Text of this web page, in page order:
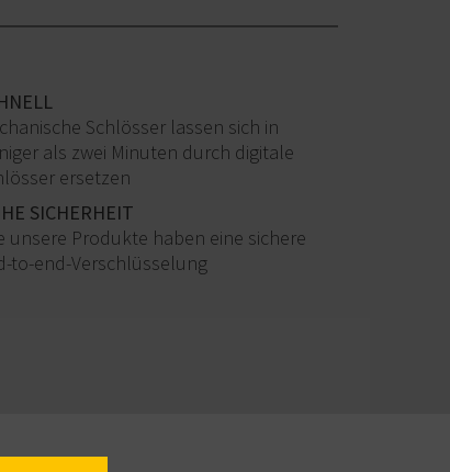
Schlösser lassen sich in
als zwei Minuten durch digitale
ersetzen
SICHERHEIT
unsere Produkte haben eine sichere
to-end-Verschlüsselung